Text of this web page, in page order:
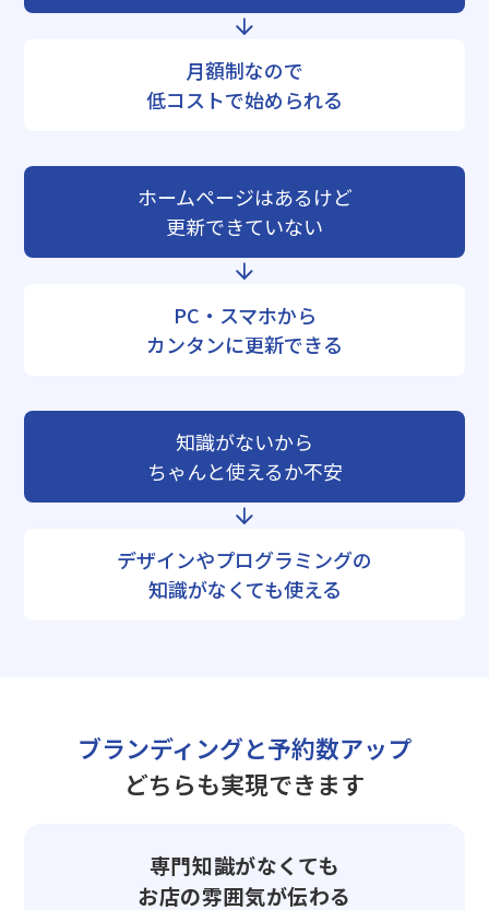
月額制なので
低コストで始められる
ホームページはあるけど
更新できていない
PC・スマホから
カンタンに更新できる
知識がないから
ちゃんと使えるか不安
デザインやプログラミングの
知識がなくても使える
ブランディングと予約数アップ
どちらも実現できます
専門知識がなくても
お店の雰囲気が伝わる